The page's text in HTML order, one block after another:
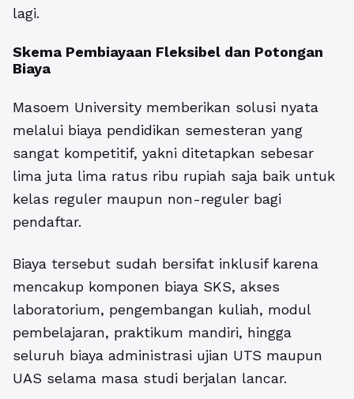
lagi.
Skema Pembiayaan Fleksibel dan Potongan
Biaya
Masoem University memberikan solusi nyata
melalui biaya pendidikan semesteran yang
sangat kompetitif, yakni ditetapkan sebesar
lima juta lima ratus ribu rupiah saja baik untuk
kelas reguler maupun non-reguler bagi
pendaftar.
Biaya tersebut sudah bersifat inklusif karena
mencakup komponen biaya SKS, akses
laboratorium, pengembangan kuliah, modul
pembelajaran, praktikum mandiri, hingga
seluruh biaya administrasi ujian UTS maupun
UAS selama masa studi berjalan lancar.